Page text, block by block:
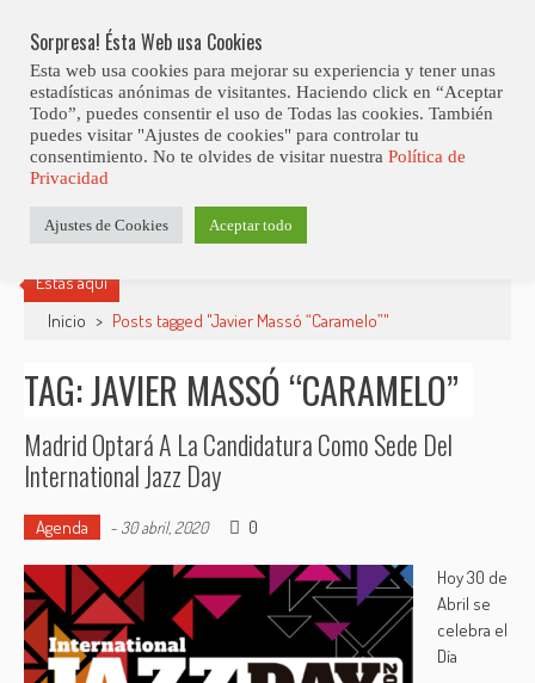
content
Club Contest.
Estás aquí
Inicio > Posts tagged "Javier Massó “Caramelo”"
TAG: JAVIER MASSÓ “CARAMELO”
Madrid Optará A La Candidatura Como Sede Del
International Jazz Day
Agenda - 30 abril, 2020 0
Hoy 30 de
Abril se
celebra el
Día
Sorpresa! Ésta Web usa Cookies
Esta web usa cookies para mejorar su experiencia y tener unas
estadísticas anónimas de visitantes. Haciendo click en “Aceptar
Todo”, puedes consentir el uso de Todas las cookies. También
puedes visitar "Ajustes de cookies" para controlar tu
consentimiento. No te olvides de visitar nuestra Política de
Privacidad
Ajustes de Cookies Aceptar todo